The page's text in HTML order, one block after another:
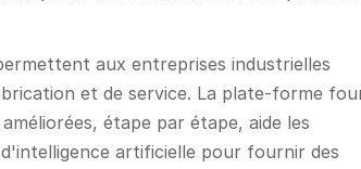
aux entreprises industrielles
et de service. La plate-forme
étape par étape, aide les
artificielle pour fournir des